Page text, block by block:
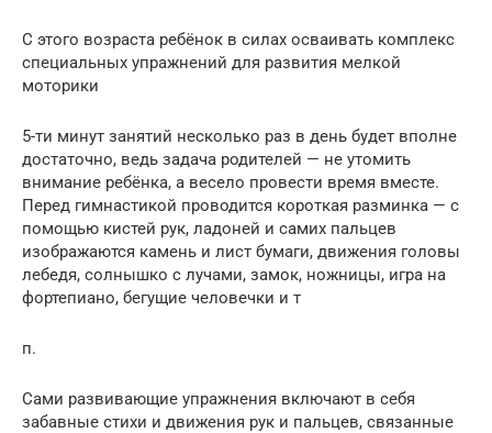
С этого возраста ребёнок в силах осваивать комплекс
специальных упражнений для развития мелкой
моторики
5-ти минут занятий несколько раз в день будет вполне
достаточно, ведь задача родителей — не утомить
внимание ребёнка, а весело провести время вместе.
Перед гимнастикой проводится короткая разминка — с
помощью кистей рук, ладоней и самих пальцев
изображаются камень и лист бумаги, движения головы
лебедя, солнышко с лучами, замок, ножницы, игра на
фортепиано, бегущие человечки и т
п.
Сами развивающие упражнения включают в себя
забавные стихи и движения рук и пальцев, связанные